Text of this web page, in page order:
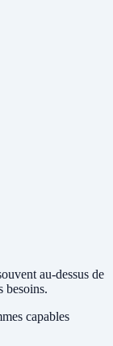
au-dessus de
besoins.
capables